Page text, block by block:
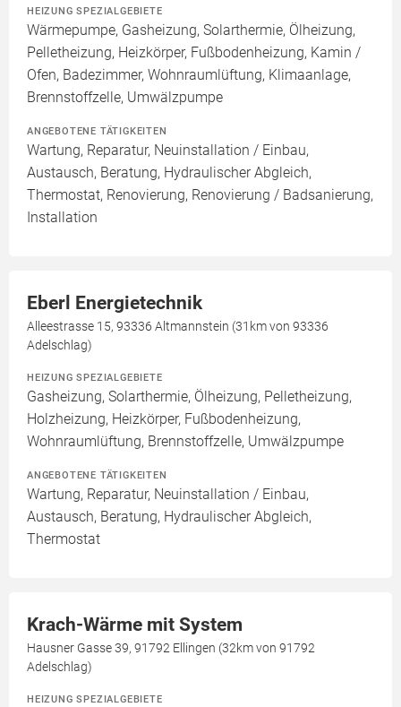
HEIZUNG SPEZIALGEBIETE
Wärmepumpe, Gasheizung, Solarthermie, Ölheizung,
Pelletheizung, Heizkörper, Fußbodenheizung, Kamin /
Ofen, Badezimmer, Wohnraumlüftung, Klimaanlage,
Brennstoffzelle, Umwälzpumpe
ANGEBOTENE TÄTIGKEITEN
Wartung, Reparatur, Neuinstallation / Einbau,
Austausch, Beratung, Hydraulischer Abgleich,
Thermostat, Renovierung, Renovierung / Badsanierung,
Installation
Eberl Energietechnik
Alleestrasse 15, 93336 Altmannstein (31km von 93336
Adelschlag)
HEIZUNG SPEZIALGEBIETE
Gasheizung, Solarthermie, Ölheizung, Pelletheizung,
Holzheizung, Heizkörper, Fußbodenheizung,
Wohnraumlüftung, Brennstoffzelle, Umwälzpumpe
ANGEBOTENE TÄTIGKEITEN
Wartung, Reparatur, Neuinstallation / Einbau,
Austausch, Beratung, Hydraulischer Abgleich,
Thermostat
Krach-Wärme mit System
Hausner Gasse 39, 91792 Ellingen (32km von 91792
Adelschlag)
HEIZUNG SPEZIALGEBIETE